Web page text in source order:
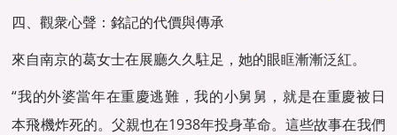
四、觀衆心聲：銘記的代價與傳承
來自南京的葛女士在展廳久久駐足，她的眼眶漸漸泛紅。
“我的外婆當年在重慶逃難，我的小舅舅，就是在重慶被日
本飛機炸死的。父親也在1938年投身革命。這些故事在我們